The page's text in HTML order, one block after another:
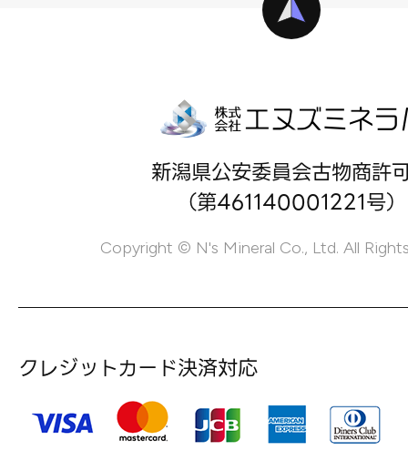
新潟県公安委員会古物商許
（第461140001221号）
Copyright © N's Mineral Co., Ltd. All
クレジットカード決済対応